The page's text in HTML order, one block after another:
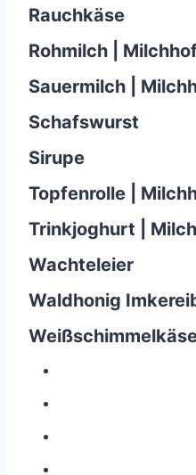
Rauchkäse
Rohmilch |
Sauermilch |
Schafswurst
Sirupe
Topfenrolle |
Trinkjoghurt |
Wachteleier
Waldhonig